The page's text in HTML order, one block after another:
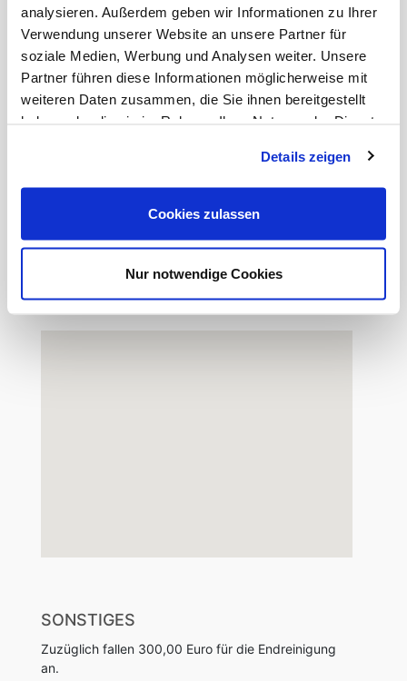
analysieren. Außerdem geben wir Informationen zu Ihrer
Verwendung unserer Website an unsere Partner für
soziale Medien, Werbung und Analysen weiter. Unsere
Partner führen diese Informationen möglicherweise mit
weiteren Daten zusammen, die Sie ihnen bereitgestellt
haben oder die sie im Rahmen Ihrer Nutzung der Dienste
Details zeigen
Cookies zulassen
Nur notwendige Cookies
Der Medienhafen beherbergt rund 800
Unternehmen, vor allem aus den Bereichen Medien
und Kommunikation, Mode und Architektur sowie
Kunst und Kultur. Seinen besonderen Charme
verdankt der Hafen seiner Mischung aus Neu und
modernes Büro- und Wohnquartier ist ein wichtiges
europaweit positioniert und den Branchen für
Werbung, Kunst und Medien ein attraktives Viertel
Einkaufsmöglichkeiten und eine Vielzahl von
SONSTIGES
Zuzüglich fallen 300,00 Euro für die Endreinigung
an.